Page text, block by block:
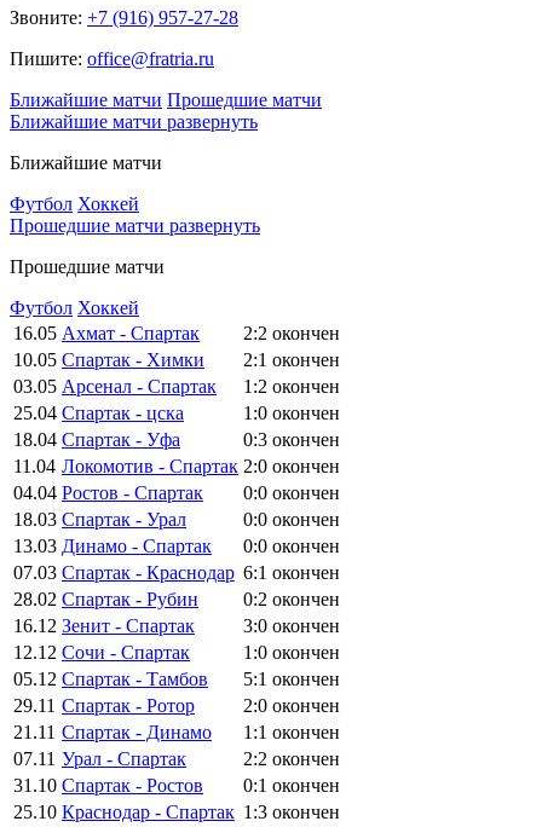
Звоните: +7 (916) 957-27-28
Пишите: office@fratria.ru
Ближайшие матчи Прошедшие матчи
Ближайшие матчи развернуть
Ближайшие матчи
Футбол Хоккей
Прошедшие матчи развернуть
Прошедшие матчи
Футбол Хоккей
16.05 Ахмат - Спартак 2:2 окончен
10.05 Спартак - Химки 2:1 окончен
03.05 Арсенал - Спартак 1:2 окончен
25.04 Спартак - цска 1:0 окончен
18.04 Спартак - Уфа 0:3 окончен
11.04 Локомотив - Спартак 2:0 окончен
04.04 Ростов - Спартак 0:0 окончен
18.03 Спартак - Урал 0:0 окончен
13.03 Динамо - Спартак 0:0 окончен
07.03 Спартак - Краснодар 6:1 окончен
28.02 Спартак - Рубин 0:2 окончен
16.12 Зенит - Спартак 3:0 окончен
12.12 Сочи - Спартак 1:0 окончен
05.12 Спартак - Тамбов 5:1 окончен
29.11 Спартак - Ротор 2:0 окончен
21.11 Спартак - Динамо 1:1 окончен
07.11 Урал - Спартак 2:2 окончен
31.10 Спартак - Ростов 0:1 окончен
25.10 Краснодар - Спартак 1:3 окончен